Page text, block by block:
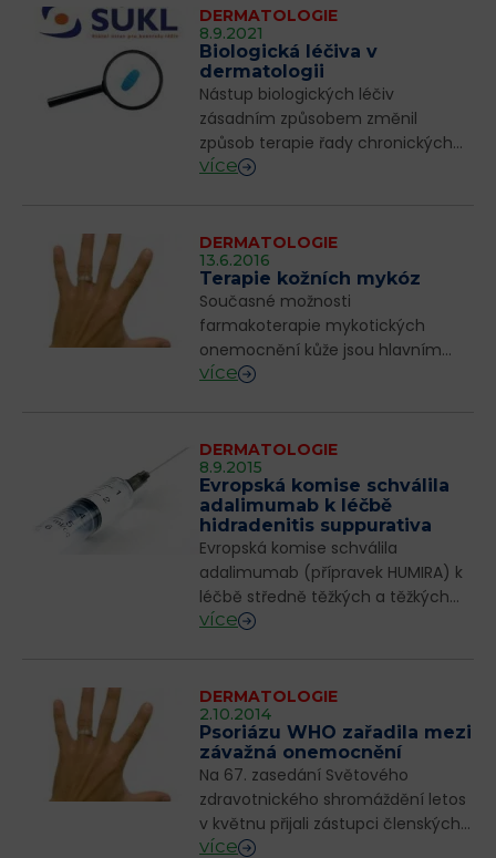
(první v...
8.9.2021
DERMATOLOGIE
Biologická léčiva v
dermatologii
Nástup biologických léčiv
zásadním způsobem změnil
způsob terapie řady chronických
kožních onemocnění, přičemž
zlepšení kvality života nemocn...
více
13.6.2016
DERMATOLOGIE
Terapie kožních mykóz
Současné možnosti
farmakoterapie mykotických
onemocnění kůže jsou hlavním
tématem červnového čísla
(FI 6/2016). Přinášíme plný text.
Far...
více
8.9.2015
DERMATOLOGIE
Evropská komise schválila
adalimumab k léčbě
hidradenitis suppurativa
Evropská komise schválila
adalimumab (přípravek HUMIRA) k
léčbě středně těžkých a těžkých
forem hidradenitis suppurativa,
přibližně 1 % dospěl...
více
2.10.2014
DERMATOLOGIE
Psoriázu WHO zařadila mezi
závažná onemocnění
Na 67. zasedání Světového
zdravotnického shromáždění letos
v květnu přijali zástupci členských
států usnesení o psoriáze. Byla
více